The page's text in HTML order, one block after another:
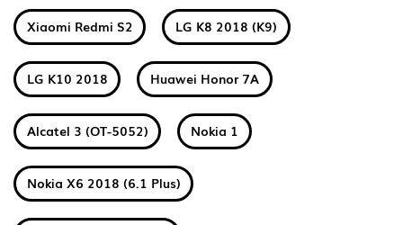
Xiaomi Redmi S2 LG K8 2018 (K9)
LG K10 2018 Huawei Honor 7A
Alcatel 3 (OT-5052) Nokia 1
Nokia X6 2018 (6.1 Plus)